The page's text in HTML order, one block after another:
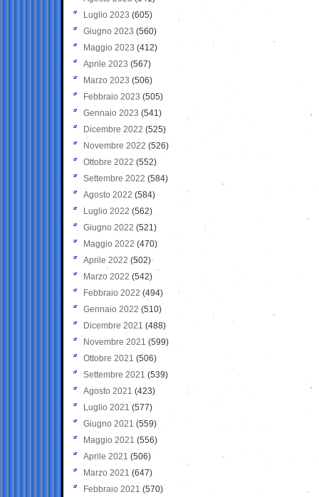
Luglio 2023 (605)
Giugno 2023 (560)
Maggio 2023 (412)
Aprile 2023 (567)
Marzo 2023 (506)
Febbraio 2023 (505)
Gennaio 2023 (541)
Dicembre 2022 (525)
Novembre 2022 (526)
Ottobre 2022 (552)
Settembre 2022 (584)
Agosto 2022 (584)
Luglio 2022 (562)
Giugno 2022 (521)
Maggio 2022 (470)
Aprile 2022 (502)
Marzo 2022 (542)
Febbraio 2022 (494)
Gennaio 2022 (510)
Dicembre 2021 (488)
Novembre 2021 (599)
Ottobre 2021 (506)
Settembre 2021 (539)
Agosto 2021 (423)
Luglio 2021 (577)
Giugno 2021(559)
Maggio 2021 (556)
Aprile 2021 (506)
Marzo 2021 (647)
Febbraio 2021 (570)